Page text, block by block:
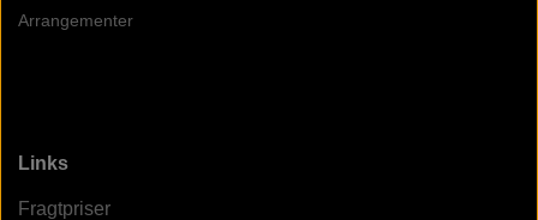
Arrangementer
Links
Fragtpriser